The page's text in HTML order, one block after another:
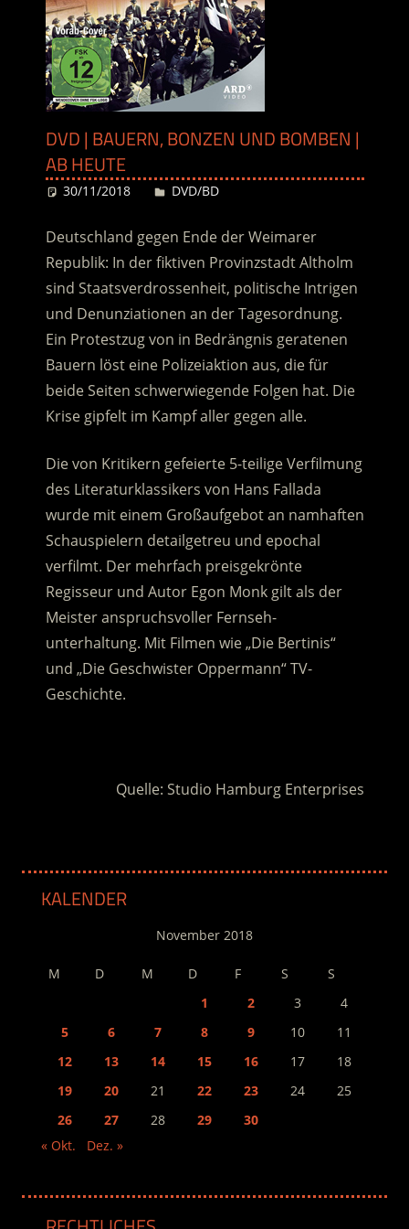
DVD | BAUERN, BONZEN UND BOMBEN |
AB HEUTE
30/11/2018 Desiree
DVD/BD
Deutschland gegen Ende der Weimarer
Republik: In der fiktiven Provinzstadt Altholm
sind Staatsverdrossenheit, politische Intrigen
und Denunziationen an der Tagesordnung.
Ein Protestzug von in Bedrängnis geratenen
Bauern löst eine Polizeiaktion aus, die für
beide Seiten schwerwiegende Folgen hat. Die
Krise gipfelt im Kampf aller gegen alle.
Die von Kritikern gefeierte 5-teilige Verfilmung
des Literaturklassikers von Hans Fallada
wurde mit einem Großaufgebot an namhaften
Schauspielern detailgetreu und epochal
verfilmt. Der mehrfach preisgekrönte
Regisseur und Autor Egon Monk gilt als der
Meister anspruchsvoller Fernseh-
unterhaltung. Mit Filmen wie „Die Bertinis“
und „Die Geschwister Oppermann“ TV-
Geschichte.
Quelle: Studio Hamburg Enterprises
KALENDER
November 2018
M D M D F S
S
1
2 3
4
5
6 7 8 9 10
11
12
13 14 15 16 17
18
19
20 21 22 23 24
25
26
27 28 29
30
« Okt.
Dez. »